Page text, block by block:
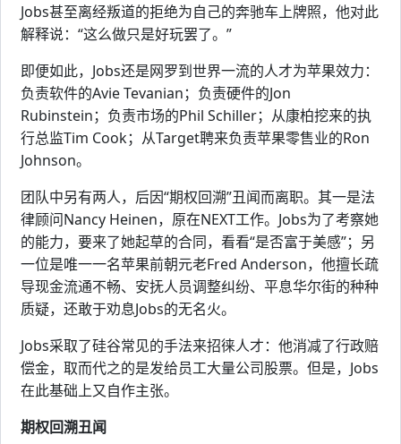
Jobs甚至离经叛道的拒绝为自己的奔驰车上牌照，他对此
解释说：“这么做只是好玩罢了。”
即便如此，Jobs还是网罗到世界一流的人才为苹果效力：
负责软件的Avie Tevanian；负责硬件的Jon
Rubinstein；负责市场的Phil Schiller；从康柏挖来的执
行总监Tim Cook；从Target聘来负责苹果零售业的Ron
Johnson。
团队中另有两人，后因“期权回溯”丑闻而离职。其一是法
律顾问Nancy Heinen，原在NEXT工作。Jobs为了考察她
的能力，要来了她起草的合同，看看“是否富于美感”；另
一位是唯一一名苹果前朝元老Fred Anderson，他擅长疏
导现金流通不畅、安抚人员调整纠纷、平息华尔街的种种
质疑，还敢于劝息Jobs的无名火。
Jobs采取了硅谷常见的手法来招徕人才：他消减了行政赔
偿金，取而代之的是发给员工大量公司股票。但是，Jobs
在此基础上又自作主张。
期权回溯丑闻